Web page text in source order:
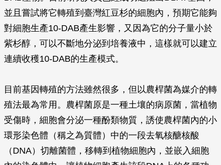
並且嘗試將它轉殖到臺灣紅豆杉的細胞內，預期它能夠
對細胞生產10-DAB產生影響，又因為它的分子量小於
紫杉醇，可以不斷地分泌到培養液中，這樣就可以建立
連續收穫10-DAB的生產模式。
目前基因轉殖的方法雖然很多，但以農桿菌為媒介的轉
殖法最為常用。農桿菌原是一種土壤的病原菌，當植物
受傷時，細胞會分泌一種酚類物質，誘使農桿菌內的小
環形染色體（稱之為質體）中的一段去氧核醣核酸
（DNA）切離菌體，移轉到植物細胞內，並嵌入細胞